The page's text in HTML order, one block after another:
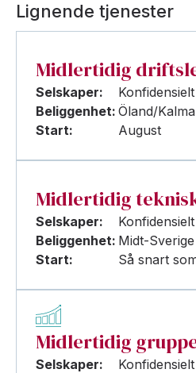
Lignende tjenester
Midlertidig
Selskaper:
Konfidensielt
Beliggenhet: Öland/
Start:
August
Midlertidig
Selskaper:
Konfidensielt
Beliggenhet: Midt-Sverige
Start:
Så snart
Midlertidig
Selskaper:
Konfidensielt